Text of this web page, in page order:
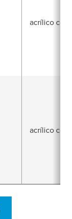
acrílico
acrílico